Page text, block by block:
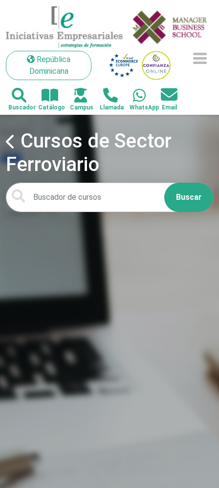
República Dominicana
República
Dominicana
Cursos de Sector
Ferroviario
Buscar